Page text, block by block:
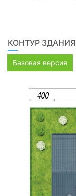
КОНТУР ЗДАНИЯ
Базовая версия